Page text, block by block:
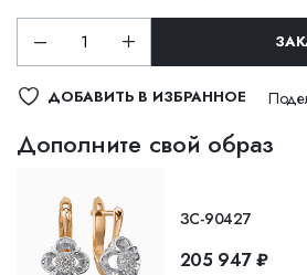
ДОБАВИТЬ В ИЗБРАННОЕ
Дополните свой образ
ЗС-90427
205 947 ₽